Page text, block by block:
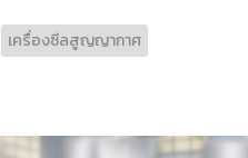
เครื่องซีลสูญญากาศ